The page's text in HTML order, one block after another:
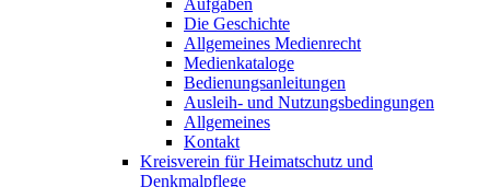
Aufgaben
Die Geschichte
Allgemeines Medienrecht
Medienkataloge
Bedienungsanleitungen
Ausleih- und Nutzungsbedingungen
Allgemeines
Kontakt
Kreisverein für Heimatschutz und
Denkmalpflege